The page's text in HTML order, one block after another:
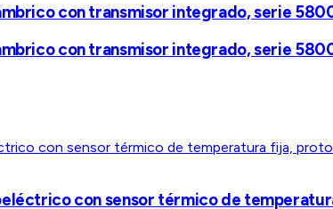
con transmisor integrado, serie
con transmisor integrado, serie
con sensor térmico de